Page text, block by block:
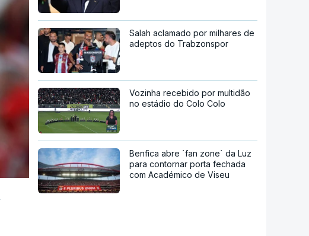
Salah aclamado por milhares de
adeptos do Trabzonspor
Vozinha recebido por multidão
no estádio do Colo Colo
Benfica abre `fan zone` da Luz
para contornar porta fechada
com Académico de Viseu